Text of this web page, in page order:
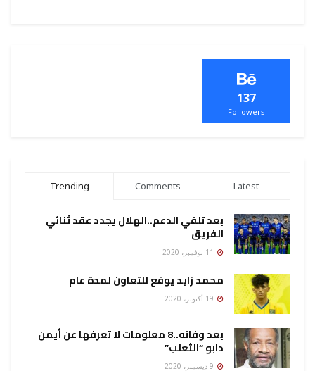
137
Followers
Trending Comments Latest
بعد تلقي الدعم..الهلال يجدد عقد ثنائي
الفريق
محمد زايد يوقع للتعاون لمدة عام
بعد وفاته..8 معلومات لا تعرفها عن أيمن
دابو “الثعلب”